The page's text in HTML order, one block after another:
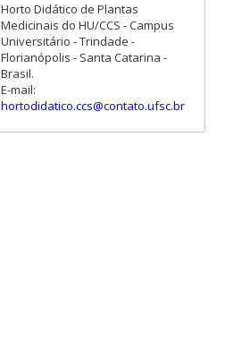
Horto Didático de Plantas
Medicinais do HU/CCS - Campus
Universitário - Trindade -
Florianópolis - Santa Catarina -
Brasil.
E-mail:
hortodidatico.ccs@contato.ufsc.br